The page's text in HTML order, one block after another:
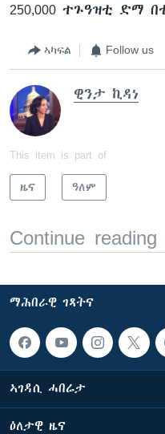
250,000 ተጉዓዝቲ ድማ
ኣካፍል Follow us
ዊንታ ኪዳነ
This item is part of
ዜና ዓለም
Continue reading
ማሕበራዊ ገጻትና
ኣገዳሲ ሓበሬታ
ዕለታዊ ዜና